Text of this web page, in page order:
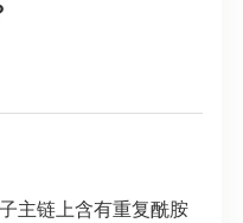
主链上含有重复酰胺